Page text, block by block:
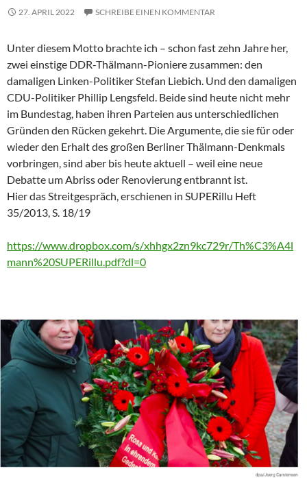
27. APRIL 2022 SCHREIBE EINEN KOMMENTAR
Unter diesem Motto brachte ich – schon fast zehn Jahre her,
zwei einstige DDR-Thälmann-Pioniere zusammen: den
damaligen Linken-Politiker Stefan Liebich. Und den damaligen
CDU-Politiker Phillip Lengsfeld. Beide sind heute nicht mehr
im Bundestag, haben ihren Parteien aus unterschiedlichen
Gründen den Rücken gekehrt. Die Argumente, die sie für oder
wieder den Erhalt des großen Berliner Thälmann-Denkmals
vorbringen, sind aber bis heute aktuell – weil eine neue
Debatte um Abriss oder Renovierung entbrannt ist.
Hier das Streitgespräch, erschienen in SUPERillu Heft
35/2013, S. 18/19
https://www.dropbox.com/s/xhhgx2zn9kc729r/Th%C3%A4l
mann%20SUPERillu.pdf?dl=0